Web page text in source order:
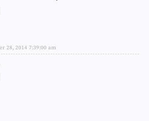
28, 2014 7:39:00 am